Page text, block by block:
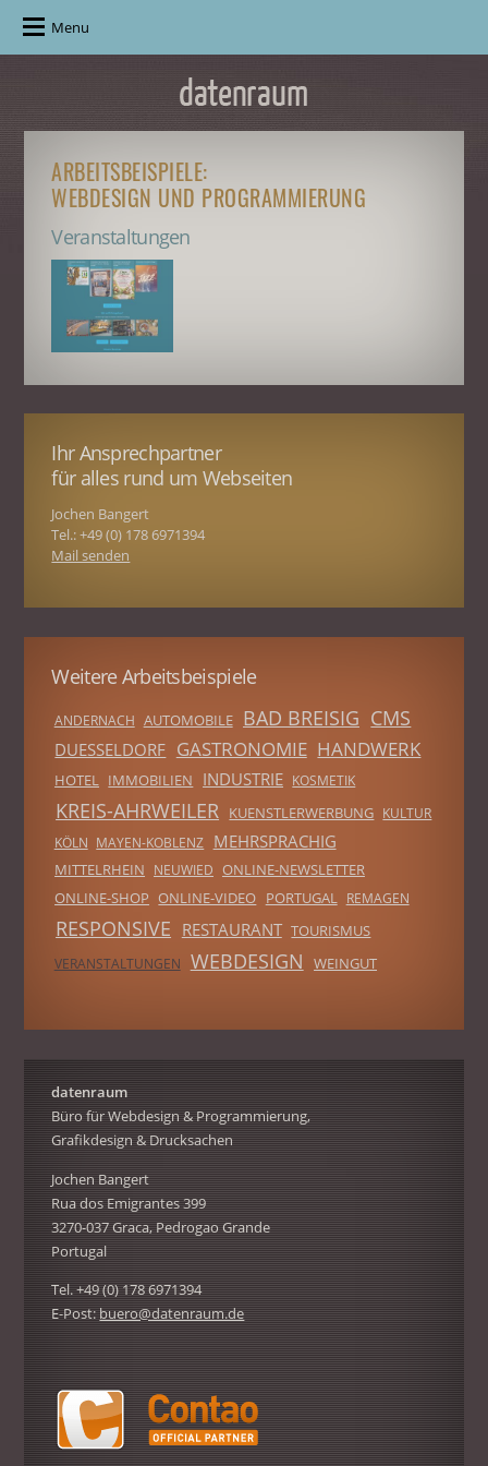
Menu
ARBEITSBEISPIELE:
WEBDESIGN UND PROGRAMMIERUNG
Veranstaltungen
Ihr Ansprechpartner
für alles rund um Webseiten
Jochen Bangert
Tel.: +49 (0) 178 6971394
Mail senden
Weitere Arbeitsbeispiele
ANDERNACH AUTOMOBILE BAD BREISIG CMS
DUESSELDORF GASTRONOMIE HANDWERK
HOTEL IMMOBILIEN INDUSTRIE KOSMETIK
KREIS-AHRWEILER KUENSTLERWERBUNG KULTUR
KÖLN MAYEN-KOBLENZ MEHRSPRACHIG
MITTELRHEIN NEUWIED ONLINE-NEWSLETTER
ONLINE-SHOP ONLINE-VIDEO PORTUGAL REMAGEN
RESPONSIVE RESTAURANT TOURISMUS
VERANSTALTUNGEN WEBDESIGN WEINGUT
datenraum
Büro für Webdesign & Programmierung,
Grafikdesign & Drucksachen
Jochen Bangert
Rua dos Emigrantes 399
3270-037 Graca, Pedrogao Grande
Portugal
Tel. +49 (0) 178 6971394
E-Post:buero@datenraum.de